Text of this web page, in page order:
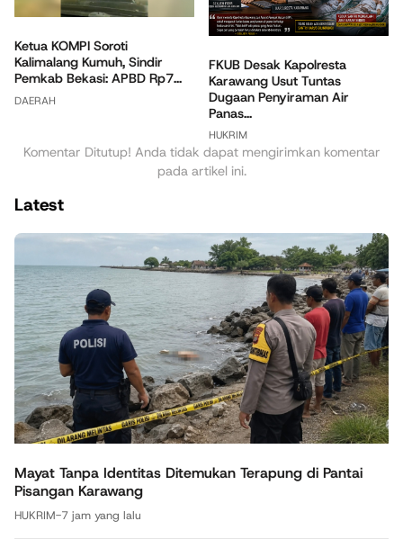
Ketua KOMPI Soroti
Kalimalang Kumuh, Sindir
Pemkab Bekasi: APBD Rp7...
DAERAH
FKUB Desak Kapolresta
Karawang Usut Tuntas
Dugaan Penyiraman Air
Panas...
HUKRIM
Komentar Ditutup! Anda tidak dapat mengirimkan komentar
pada artikel ini.
Latest
Mayat Tanpa Identitas Ditemukan Terapung di Pantai
Pisangan Karawang
HUKRIM-7 jam yang lalu